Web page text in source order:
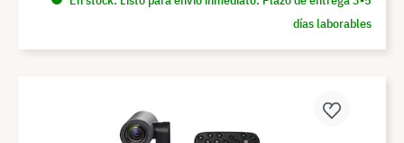
días laborables